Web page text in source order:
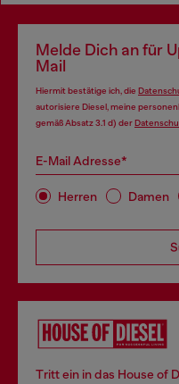
Melde Dich an für
Mail
Hiermit bestätige ich, die
autorisiere Diesel, meine
gemäß Absatz 3.1 d) der
E-Mail Adresse*
Herren Damen
Tritt ein in das House of